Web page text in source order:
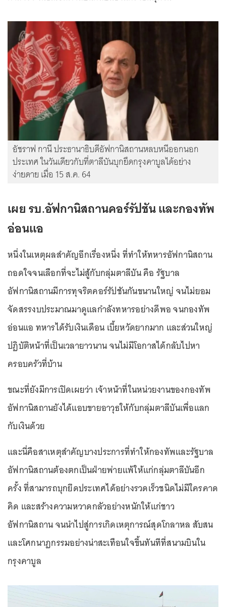
อัชราฟ กานี ประธานาธิบดีอัฟกานิสถานหลบหนีออกนอก
ประเทศ ในวันเดียวกับที่ตาลีบันบุกยึดกรุงคาบูลได้อย่าง
ง่ายดาย เมื่อ 15 ส.ค. 64
เผย รบ.อัฟกานิสถานคอร์รัปชัน และกองทัพ
อ่อนแอ
หนึ่งในเหตุผลสำคัญอีกเรื่องหนึ่ง ที่ทำให้ทหารอัฟกานิสถาน
ถอดใจจนเลือกที่จะไม่สู้กับกลุ่มตาลีบัน คือ รัฐบาล
อัฟกานิสถานมีการทุจริตคอร์รัปชันกันขนานใหญ่ จนไม่ยอม
จัดสรรงบประมาณมาดูแลกำลังทหารอย่างดีพอ จนกองทัพ
อ่อนแอ ทหารได้รับเงินเดือน เบี้ยหวัดยากมาก และส่วนใหญ่
ปฏิบัติหน้าที่เป็นเวลายาวนาน จนไม่มีโอกาสได้กลับไปหา
ครอบครัวที่บ้าน
ขณะที่ยังมีการเปิดเผยว่า เจ้าหน้าที่ในหน่วยงานของกองทัพ
อัฟกานิสถานยังได้แอบขายอาวุธให้กับกลุ่มตาลีบันเพื่อแลก
กับเงินด้วย
และนี่คือสาเหตุสำคัญบางประการที่ทำให้กองทัพและรัฐบาล
อัฟกานิสถานต้องตกเป็นฝ่ายพ่ายแพ้ให้แก่กลุ่มตาลีบันอีก
ครั้ง ที่สามารถบุกยึดประเทศได้อย่างรวดเร็วชนิดไม่มีใครคาด
คิด และสร้างความหวาดกลัวอย่างหนักให้แก่ชาว
อัฟกานิสถาน จนนำไปสู่การเกิดเหตุการณ์สุดโกลาหล สับสน
และโศกนาฏกรรมอย่างน่าสะเทือนใจขึ้นทันทีที่สนามบินใน
กรุงคาบูล